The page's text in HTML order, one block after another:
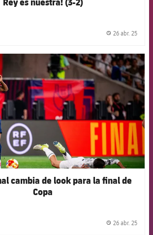
26 abr. 25
FCB Barcelona badge
cambia de look para la final de
Copa
26 abr. 25